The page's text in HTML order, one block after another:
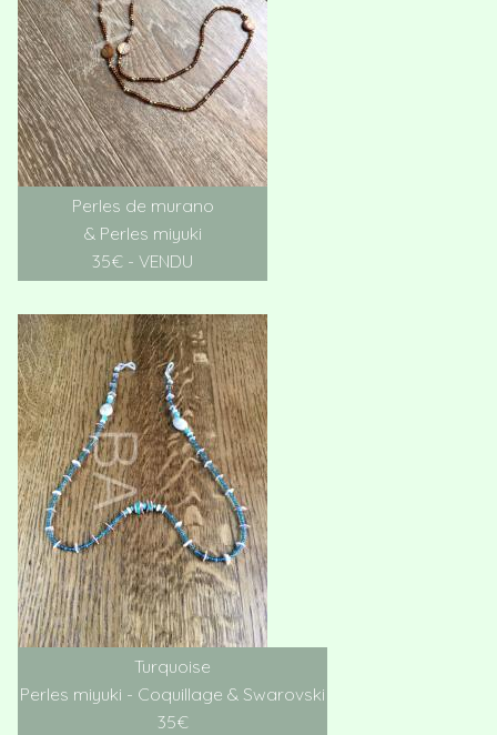
Perles de murano
& Perles miyuki
35€ - VENDU
Turquoise
Perles miyuki - Coquillage & Swarovski
35€